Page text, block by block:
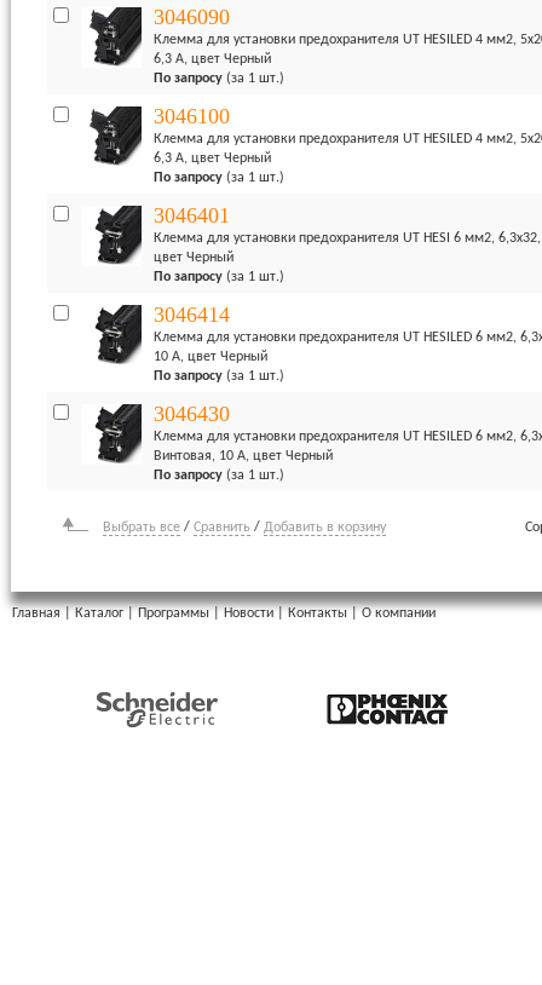
3046090
Клемма для установки предохранителя UT HESILED 4 мм2,
6,3 А, цвет Черный
По запросу (за 1 шт.)
3046100
Клемма для установки предохранителя UT HESILED 4 мм2,
6,3 А, цвет Черный
По запросу (за 1 шт.)
3046401
Клемма для установки предохранителя UT HESI 6 мм2,
цвет Черный
По запросу (за 1 шт.)
3046414
Клемма для установки предохранителя UT HESILED 6 мм2,
10 А, цвет Черный
По запросу (за 1 шт.)
3046430
Клемма для установки предохранителя UT HESILED 6 мм2,
Винтовая, 10 А, цвет Черный
По запросу (за 1 шт.)
Выбрать все / Сравнить / Добавить в корзину
Главная | Каталог | Программы | Новости | Контакты | О компании